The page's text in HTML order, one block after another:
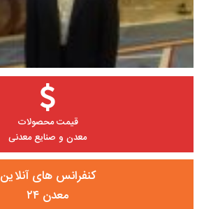
قیمت محصولات
معدن و صنایع معدنی
کنفرانس های آنلاین
معدن ۲۴